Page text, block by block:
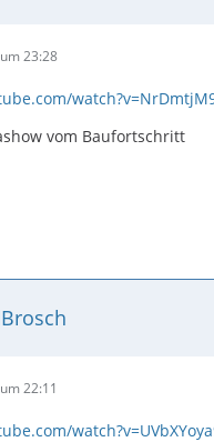
23:28
vom Baufortschritt
22:11